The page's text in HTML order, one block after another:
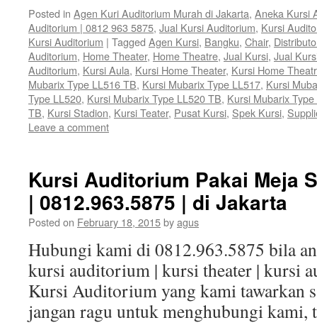
Posted in Agen Kuri Auditorium Murah di Jakarta, Aneka Kursi
Auditorium | 0812 963 5875, Jual Kursi Auditorium, Kursi
Kursi Auditorium | Tagged Agen Kursi, Bangku, Chair,
Auditorium, Home Theater, Home Theatre, Jual Kursi, Jual
Auditorium, Kursi Aula, Kursi Home Theater, Kursi Home
Mubarix Type LL516 TB, Kursi Mubarix Type LL517, Kursi
Type LL520, Kursi Mubarix Type LL520 TB, Kursi Mubarix
TB, Kursi Stadion, Kursi Teater, Pusat Kursi, Spek Kursi,
Leave a comment
Kursi Auditorium Pakai Meja
| 0812.963.5875 | di Jakarta
Posted on February 18, 2015byagus
Hubungi kami di 0812.963.5875 bila
kursi auditorium | kursi theater | kursi
Kursi Auditorium yang kami tawarkan
jangan ragu untuk menghubungi